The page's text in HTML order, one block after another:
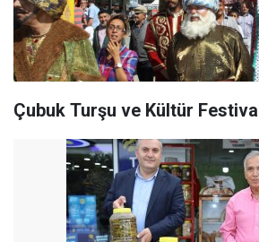
Çubuk Turşu ve Kültür